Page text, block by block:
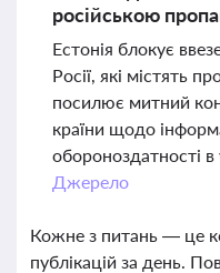
російською
Естонія блокує
Росії, які містять
посилює митний
країни щодо
обороноздатності в
Джерело
Кожне з питань — це
публікацій за день.